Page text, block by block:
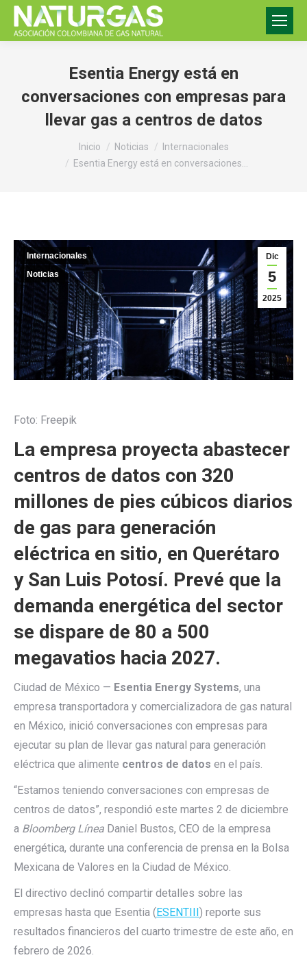
Esentia Energy está en
conversaciones con empresas para
llevar gas a centros de datos
Inicio Noticias
Internacionales
Esentia Energy está en conversaciones…
Dic
5
2025
Internacionales
Noticias
Foto: Freepik
La empresa proyecta abastecer
centros de datos con 320
millones de pies cúbicos diarios
de gas para generación
eléctrica en sitio, en Querétaro
y San Luis Potosí. Prevé que la
demanda energética del sector
se dispare de 80 a 500
megavatios hacia 2027.
Ciudad de México — Esentia Energy Systems, una
empresa transportadora y comercializadora de gas natural
en México, inició conversaciones con empresas para
ejecutar su plan de llevar gas natural para generación
eléctrica que alimente centros de datos en el país.
“Estamos teniendo conversaciones con empresas de
centros de datos”, respondió este martes 2 de diciembre
a Bloomberg Línea Daniel Bustos, CEO de la empresa
energética, durante una conferencia de prensa en la Bolsa
Mexicana de Valores en la Ciudad de México.
El directivo declinó compartir detalles sobre las
empresas hasta que Esentia (ESENTIII) reporte sus
resultados financieros del cuarto trimestre de este año, en
febrero de 2026.